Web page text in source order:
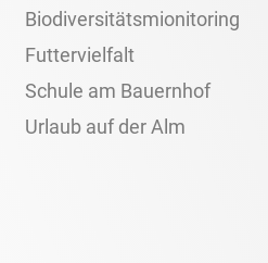
Biodiversitätsmionitoring
Futtervielfalt
Schule am Bauernhof
Urlaub auf der Alm